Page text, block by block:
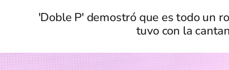
'Doble P' demostró que es todo un
tuvo con la